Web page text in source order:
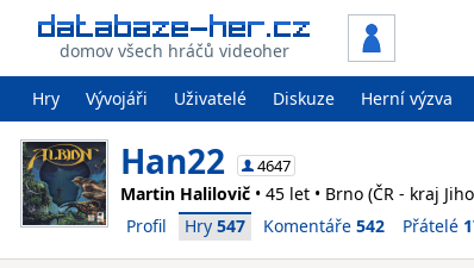
domov všech hráčů videoher
Hry Vývojáři Uživatelé Diskuze Herní výzva
Han22 4647
Martin Halilovič • 45 let • Brno (ČR - kraj
Profil
Hry 547 Komentáře 542 Přátelé